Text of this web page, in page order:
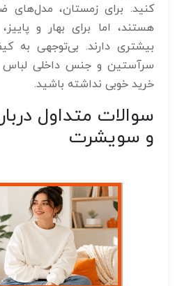
کنید. برای زمستان، مدل‌های
هستند، اما برای بهار و
بیشتری دارند. بی‌توجهی
سرآستین و جنس داخلی
خرید خوبی نداشته باشید.
سوالات متداول
و سویشرت